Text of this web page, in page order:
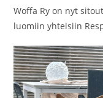
Woffa Ry on nyt
luomiin yhteisiin